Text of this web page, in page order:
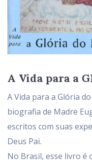
A Vida para a
A Vida para a Glória
biografia de Madre
escritos com suas
Deus Pai.
No Brasil, esse livro é